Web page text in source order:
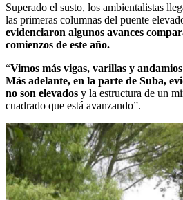
Superado el susto, los ambientalistas
las primeras columnas del puente
evidenciaron algunos avances
comienzos de este año.
“Vimos más vigas, varillas y
Más adelante, en la parte de Suba,
no son elevados y la estructura de un
cuadrado que está avanzando”.